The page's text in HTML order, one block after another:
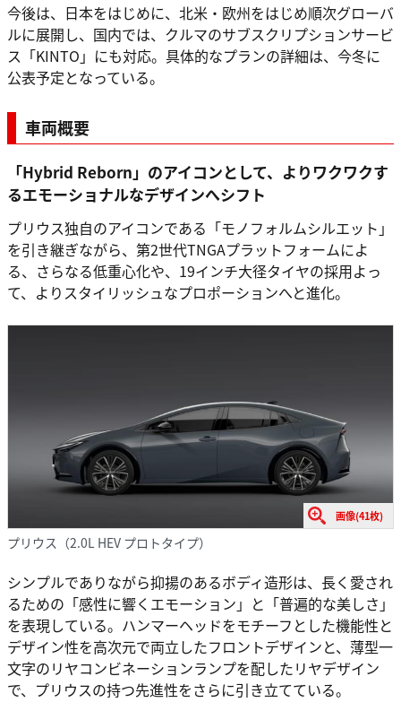
今後は、日本をはじめに、北米・欧州をはじめ順次グローバ
ルに展開し、国内では、クルマのサブスクリプションサービ
ス「KINTO」にも対応。具体的なプランの詳細は、今冬に
公表予定となっている。
車両概要
「Hybrid Reborn」のアイコンとして、よりワクワクす
るエモーショナルなデザインへシフト
プリウス独自のアイコンである「モノフォルムシルエット」
を引き継ぎながら、第2世代TNGAプラットフォームによ
る、さらなる低重心化や、19インチ大径タイヤの採用よっ
て、よりスタイリッシュなプロポーションへと進化。
画像(41枚)
プリウス（2.0L HEV プロトタイプ）
シンプルでありながら抑揚のあるボディ造形は、長く愛され
るための「感性に響くエモーション」と「普遍的な美しさ」
を表現している。ハンマーヘッドをモチーフとした機能性と
デザイン性を高次元で両立したフロントデザインと、薄型一
文字のリヤコンビネーションランプを配したリヤデザイン
で、プリウスの持つ先進性をさらに引き立てている。